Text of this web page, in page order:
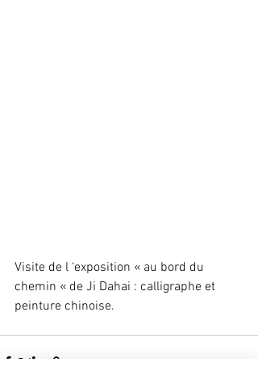
Visite de l ‘exposition « au bord du
chemin « de Ji Dahai : calligraphe et
peinture chinoise.